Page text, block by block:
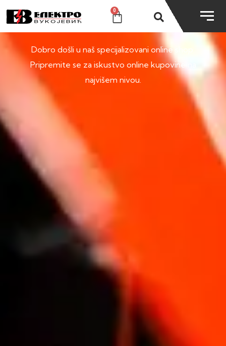
0
SHOP
Dobro došli u naš specijalizovani online shop.
Pripremite se za iskustvo online kupovine na
najvišem nivou.